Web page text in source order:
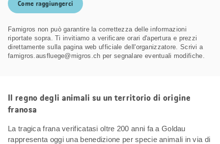
Come raggiungerci
Famigros non può garantire la correttezza delle informazioni
riportate sopra. Ti invitiamo a verificare orari d'apertura e prezzi
direttamente sulla pagina web ufficiale dell'organizzatore. Scrivi a
famigros.ausfluege@migros.ch per segnalare eventuali modifiche.
Il regno degli animali su un territorio di origine
franosa
La tragica frana verificatasi oltre 200 anni fa a Goldau
rappresenta oggi una benedizione per specie animali in via di